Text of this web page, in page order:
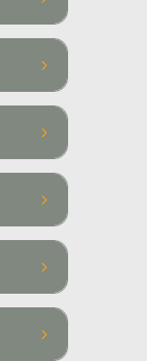
keyboard_arrow_right
keyboard_arrow_right
keyboard_arrow_right
keyboard_arrow_right
keyboard_arrow_right